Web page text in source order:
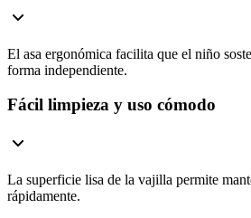
El asa ergonómica facilita que el niño
forma independiente.
Fácil limpieza y uso cómodo
La superficie lisa de la vajilla permite
rápidamente.